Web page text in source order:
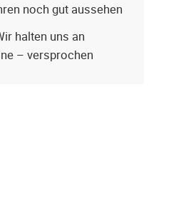
noch gut aussehen
halten uns an
– versprochen